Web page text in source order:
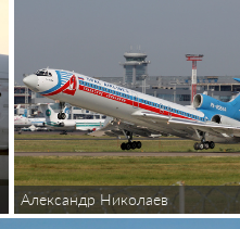
Александр Николаев